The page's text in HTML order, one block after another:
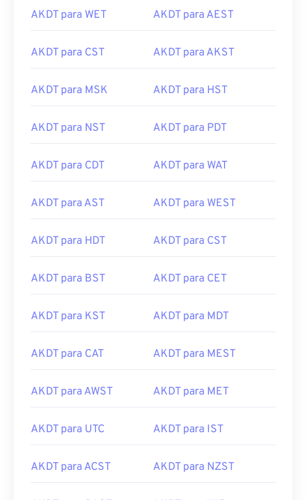
AKDT para WET AKDT para AEST
AKDT para CST AKDT para AKST
AKDT para MSK AKDT para HST
AKDT para NST AKDT para PDT
AKDT para CDT AKDT para WAT
AKDT para AST AKDT para WEST
AKDT para HDT AKDT para CST
AKDT para BST AKDT para CET
AKDT para KST AKDT para MDT
AKDT para CAT AKDT para MEST
AKDT para AWST AKDT para MET
AKDT para UTC AKDT para IST
AKDT para ACST AKDT para NZST